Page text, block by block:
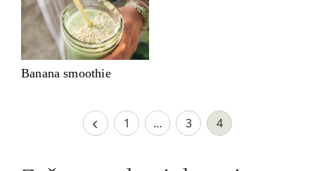
Banana smoothie
1 … 3 4